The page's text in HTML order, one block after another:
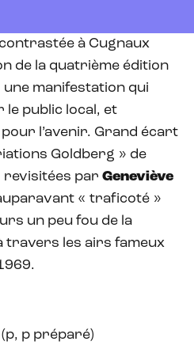
à Cugnaux
de la quatrième édition
une manifestation qui
public local, et
l’avenir. Grand écart
Goldberg » de
revisitées par Geneviève
« traficoté »
un peu fou de la
travers les airs fameux
(p, p préparé)